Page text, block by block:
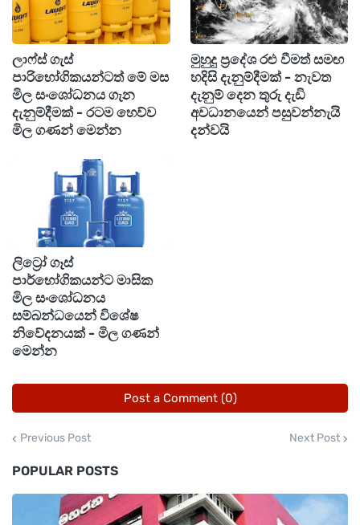
විදෙස් වාර්තා පවසන පරිදි ගතවූ පැය 48 තුළ
පමණක් රන් සහ රිදී වෙළඳපොළෙන් ඩොලර්
ට්‍රිලියන 15ක් පමණ ඈවර වී (Wiped out) තිබෙනවා.
ලෝක වෙළඳපොළේ මිල පහළ යාමත් සමඟ
සැලකිය යුතු ලෙස අඩු වී තිබෙනවා. අද උදෑසන වන
විට කොළඹ රන් වෙළඳපොළේ මිල ගණන් සටහන්
වුණේ මෙහෙමයි.
කැරට් 24 රන් පවුමක මිල: රුපියල් 380,000/-
කැරට් 22 රන් පවුමක මිල: රුපියල් 349,600/-
"රත්තරන් මිල තවදුරටත් අඩුවෙයිද? නැත්නම් මේක
ගන්න හොඳම වෙලාවද?" ආර්ථික විශ්ලේෂකයින්
දැන් දැඩි අවධානයෙන් පසුවනවා.
ලාෆ්ස් ගැස්
පාරිභෝගිකයන්ටත් මේ මස
මිල සංශෝධනය ගැන
දැනුම්දීමක් - රටම හෙව්ව
මිල ගණන් මෙන්න
මුහුදු ප්‍රදේශ රළු වීමත් සමඟ
හදිසි දැනුම්දීමක් - නැවත
දැනුම් දෙන තුරු දැඩි
අවධානයෙන් පසුවන්නැයි
දන්වයි
ලිට්‍රෝ ගෑස්
පාර්භෝගිකයන්ට මාසික
මිල සංශෝධනය
සම්බන්ධයෙන් විශේෂ
නිවේදනයක් - මිල ගණන්
මෙන්න
Post a Comment (0)
Previous Post Next Post
POPULAR POSTS